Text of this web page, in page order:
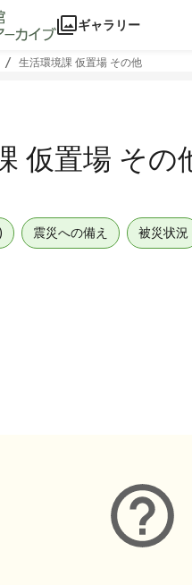
ギャラリー
生活環境課 仮置場 その他
仮置場 その
震災への備え 被災状況